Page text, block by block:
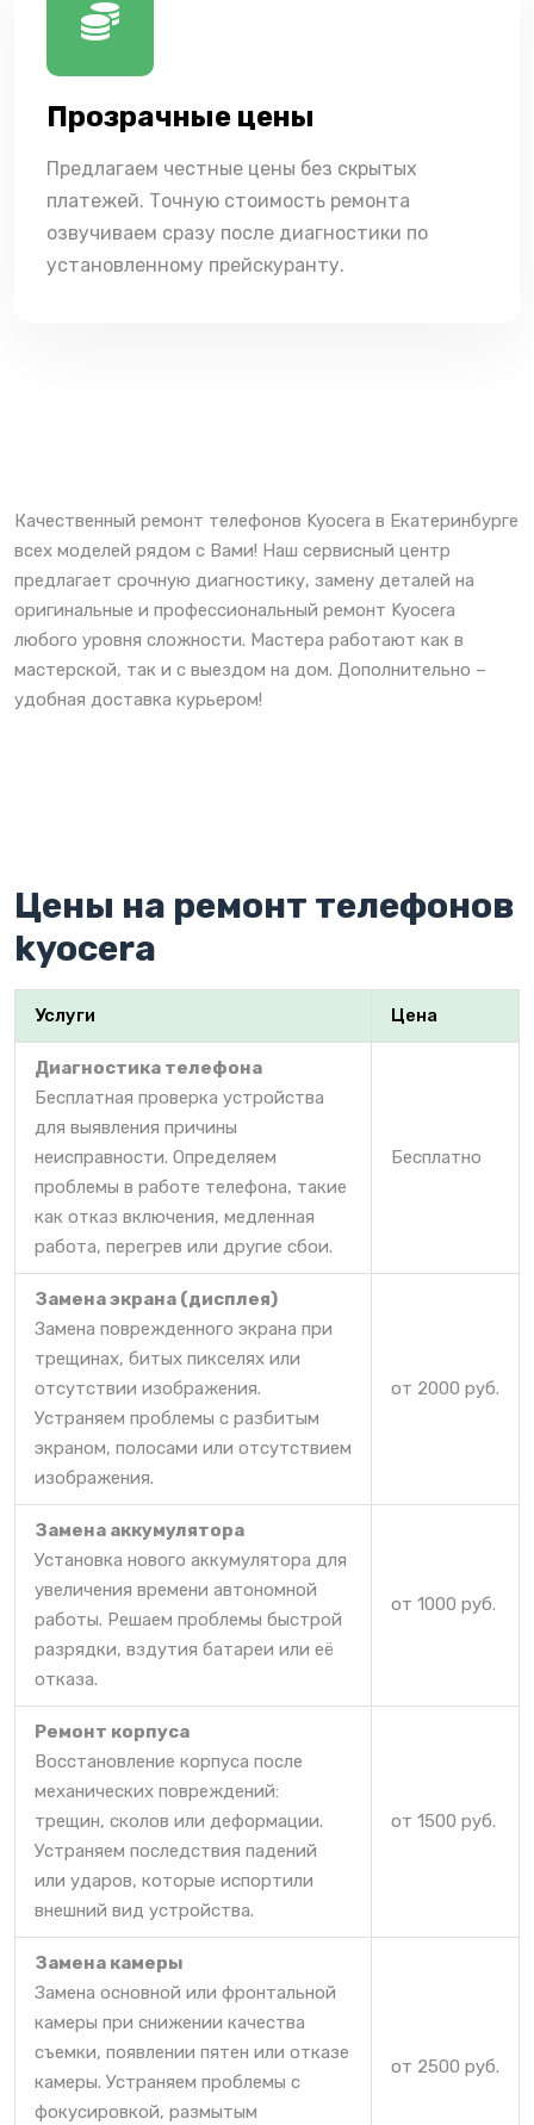
Прозрачные цены
Предлагаем честные цены без скрытых
платежей. Точную стоимость ремонта
озвучиваем сразу после диагностики по
установленному прейскуранту.
Качественный ремонт телефонов Kyocera в Екатеринбурге
всех моделей рядом с Вами! Наш сервисный центр
предлагает срочную диагностику, замену деталей на
оригинальные и профессиональный ремонт Kyocera
любого уровня сложности. Мастера работают как в
мастерской, так и с выездом на дом. Дополнительно –
удобная доставка курьером!
Цены на ремонт телефонов
kyocera
Услуги Цена
Диагностика телефона
Бесплатная проверка устройства
для выявления причины
неисправности. Определяем
проблемы в работе телефона, такие
как отказ включения, медленная
работа, перегрев или другие сбои.
Бесплатно
Замена экрана (дисплея)
Замена поврежденного экрана при
трещинах, битых пикселях или
отсутствии изображения.
Устраняем проблемы с разбитым
экраном, полосами или отсутствием
изображения.
от 2000 руб.
Замена аккумулятора
Установка нового аккумулятора для
увеличения времени автономной
работы. Решаем проблемы быстрой
разрядки, вздутия батареи или её
отказа.
от 1000 руб.
Ремонт корпуса
Восстановление корпуса после
механических повреждений:
трещин, сколов или деформации.
Устраняем последствия падений
или ударов, которые испортили
внешний вид устройства.
от 1500 руб.
Замена камеры
Замена основной или фронтальной
камеры при снижении качества
съемки, появлении пятен или отказе
камеры. Устраняем проблемы с
фокусировкой, размытым
от 2500 руб.